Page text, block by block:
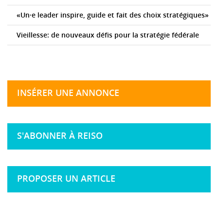
«Un·e leader inspire, guide et fait des choix stratégiques»
Vieillesse: de nouveaux défis pour la stratégie fédérale
INSÉRER UNE ANNONCE
S'ABONNER À REISO
PROPOSER UN ARTICLE